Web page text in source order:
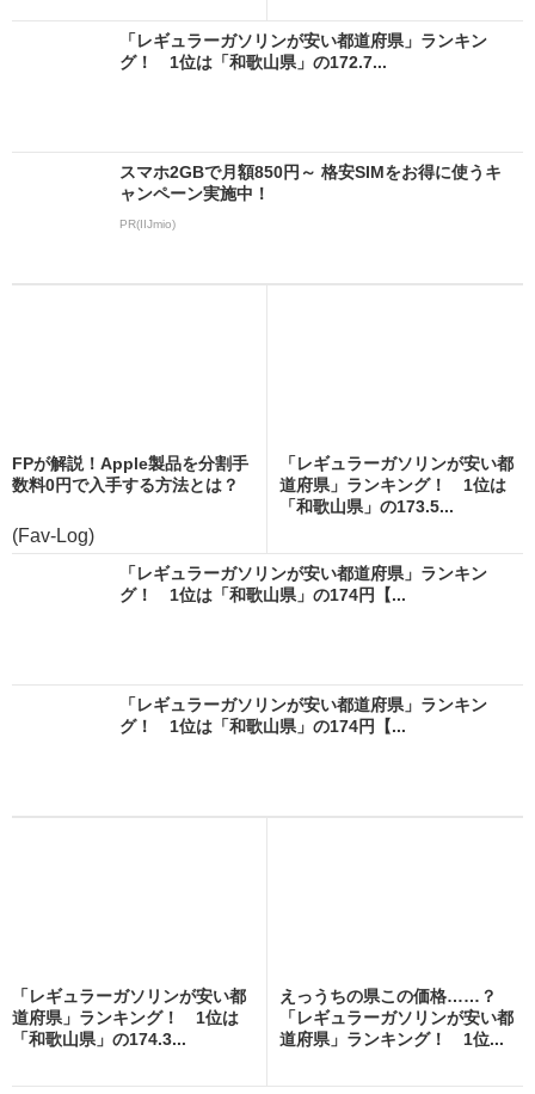
「レギュラーガソリンが安い都道府県」ランキン
グ！ 1位は「和歌山県」の172.7...
スマホ2GBで月額850円～ 格安SIMをお得に使うキ
ャンペーン実施中！
PR(IIJmio)
FPが解説！Apple製品を分割手
数料0円で入手する方法とは？
(Fav-Log)
「レギュラーガソリンが安い都
道府県」ランキング！ 1位は
「和歌山県」の173.5...
「レギュラーガソリンが安い都道府県」ランキン
グ！ 1位は「和歌山県」の174円【...
「レギュラーガソリンが安い都道府県」ランキン
グ！ 1位は「和歌山県」の174円【...
「レギュラーガソリンが安い都
道府県」ランキング！ 1位は
「和歌山県」の174.3...
えっうちの県この価格……？
「レギュラーガソリンが安い都
道府県」ランキング！ 1位...